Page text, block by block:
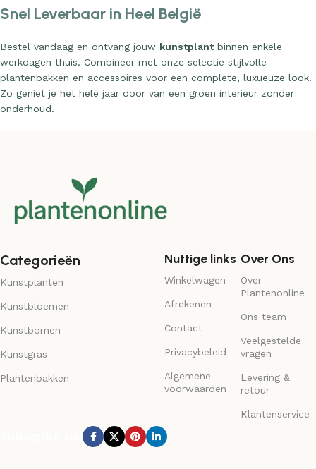
Snel Leverbaar in Heel België
Bestel vandaag en ontvang jouw kunstplantbinnen enkele
werkdagen thuis. Combineer met onze selectie stijlvolle
plantenbakken en accessoires voor een complete, luxueuze look.
Zo geniet je het hele jaar door van een groen interieur zonder
onderhoud.
Categorieën
Kunstplanten
Kunstbloemen
Kunstbomen
Kunstgras
Plantenbakken
Nuttige links
Winkelwagen
Afrekenen
Contact
Privacybeleid
Algemene
voorwaarden
Over Ons
Over
Plantenonline
Ons team
Veelgestelde
vragen
Levering &
retour
Klantenservice